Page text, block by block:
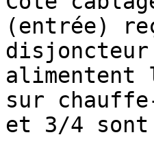
(entrée)
alimentent
sur
et 3/4